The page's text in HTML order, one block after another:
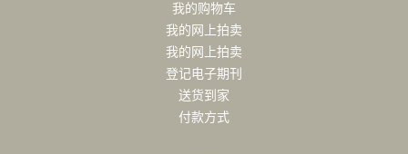
我的购物车
我的网上拍卖
我的网上拍卖
登记电子期刊
送货到家
付款方式